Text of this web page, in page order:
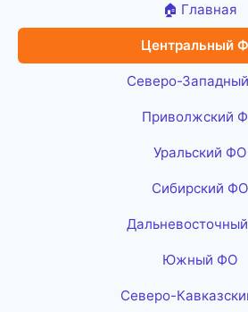
🏠 Главная
Центральный
Северо-
Приволжский
Уральский ФО
Сибирский ФО
Южный ФО
Северо-